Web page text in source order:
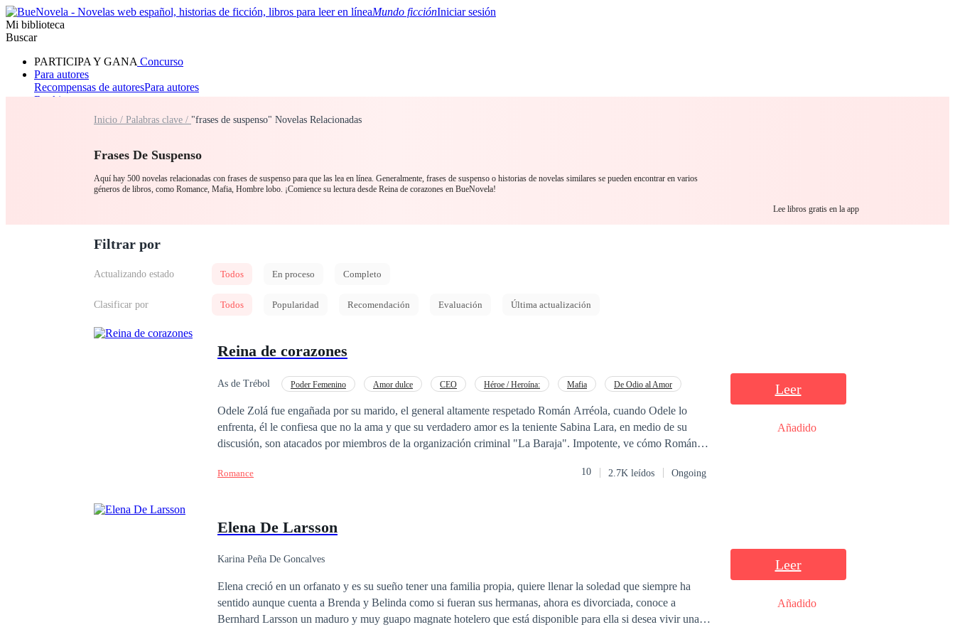
Mundo ficciónIniciar sesión
Mi biblioteca
Buscar
PARTICIPA Y GANA Concurso
Para autores
Recompensas de autoresPara autores
Ranking
RomanceHombre loboMafiaSistema
Inicio / Palabras clave / "frases de suspenso" Novelas Relacionadas
Frases De Suspenso
Aquí hay 500 novelas relacionadas con frases de suspenso para que las lea en línea. Generalmente, frases de suspenso o historias de novelas similares se pueden encontrar en varios
géneros de libros, como Romance, Mafia, Hombre lobo. ¡Comience su lectura desde Reina de corazones en BueNovela!
Lee libros gratis en la app
Filtrar por
Actualizando estado Todos En proceso Completo
Clasificar por Todos Popularidad Recomendación Evaluación Última actualización
Reina de corazones
As de Trébol Poder Femenino Amor dulce CEO Héroe / Heroína: Mafia
De Odio al Amor
Odele Zolá fue engañada por su marido, el general altamente respetado Román Arréola, cuando Odele lo
enfrenta, él le confiesa que no la ama y que su verdadero amor es la teniente Sabina Lara, en medio de su
discusión, son atacados por miembros de la organización criminal "La Baraja". Impotente, ve cómo Román
que morirá y a Odele se le rompe el corazón una vez más. Más tarde, Odele despierta en un basurero en otro
hicieron.
Romance 10 2.7K leídos Ongoing
Leer
Añadido
Elena De Larsson
Karina Peña De Goncalves
Elena creció en un orfanato y es su sueño tener una familia propia, quiere llenar la soledad que siempre ha
sentido aunque cuenta a Brenda y Belinda como si fueran sus hermanas, ahora es divorciada, conoce a
Bernhard Larsson un maduro y muy guapo magnate hotelero que está disponible para ella si desea vivir una
Leer
Añadido